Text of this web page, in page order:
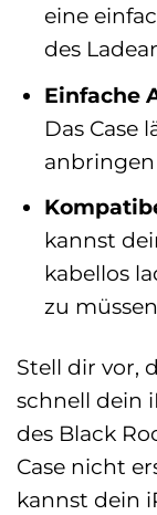
eine
des
Einfache
Das Case
kannst
kabellos
zu
Stell dir vor,
schnell dein
des Black
Case nicht
kannst dein